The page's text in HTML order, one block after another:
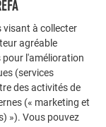
visant à collecter
agréable
pour l'amélioration
(services
des activités de
(« marketing et
»). Vous pouvez